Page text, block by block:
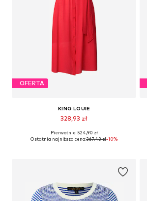
OFERTA
KING LOUIE
328,93 zł
Dostępne rozmiary: 36, 42, 44
Pierwotnie: 524,90 zł
Ostatnia najniższa cena:367,43 zł-10%